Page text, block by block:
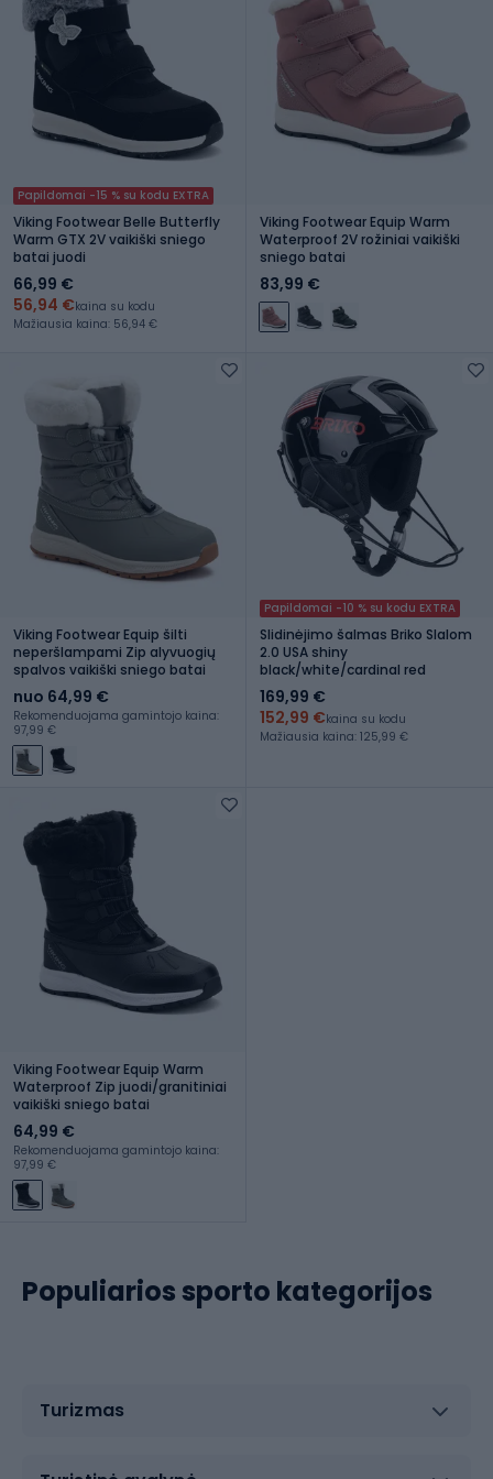
Papildomai -15 % su kodu EXTRA
Viking Footwear Belle Butterfly
Warm GTX 2V vaikiški sniego
batai juodi
66,99 €
56,94 €kaina su kodu
Mažiausia kaina: 56,94 €
Viking Footwear Equip Warm
Waterproof 2V rožiniai vaikiški
sniego batai
83,99 €
Viking Footwear Equip šilti
neperšlampami Zip alyvuogių
spalvos vaikiški sniego batai
nuo 64,99 €
Rekomenduojama gamintojo kaina:
97,99 €
Papildomai -10 % su kodu EXTRA
Slidinėjimo šalmas Briko Slalom
2.0 USA shiny
black/white/cardinal red
169,99 €
152,99 €kaina su kodu
Mažiausia kaina: 125,99 €
Viking Footwear Equip Warm
Waterproof Zip juodi/granitiniai
vaikiški sniego batai
64,99 €
Rekomenduojama gamintojo kaina:
97,99 €
Populiarios sporto kategorijos
Turizmas